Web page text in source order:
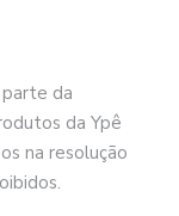
da
da Ypê
na resolução